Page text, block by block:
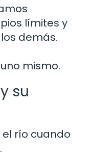
límites y
demás.
mismo.
su
río cuando